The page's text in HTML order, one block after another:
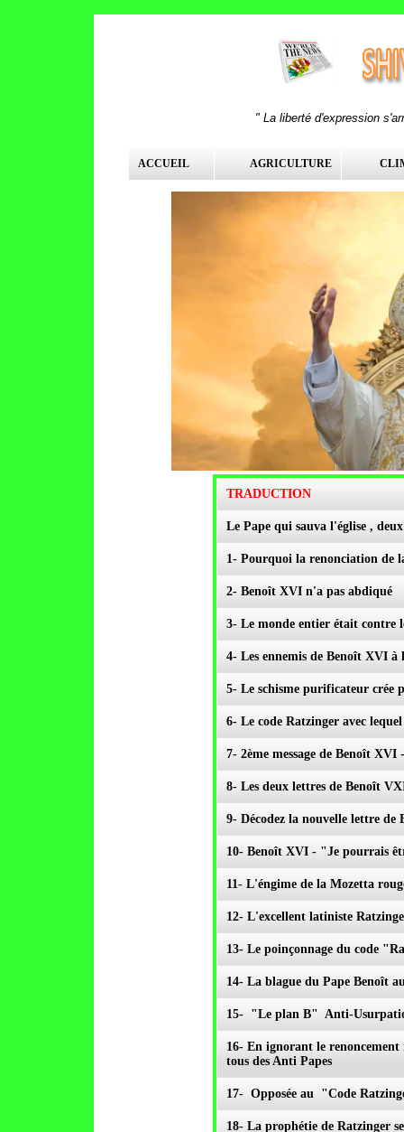
" La liberté d'expression
ACCUEIL AGRICULTURE
TRADUCTION
Le Pape qui sauva l'église ,
1- Pourquoi la renonciation de
2- Benoît XVI n'a pas abdiqué
3- Le monde entier était contre
4- Les ennemis de Benoît XVI
5- Le schisme purificateur crée
6- Le code Ratzinger avec
7- 2ème message de Benoît
8- Les deux lettres de Benoît
9- Décodez la nouvelle lettre
10- Benoît XVI - "Je pourrais
11- L'éngime de la Mozetta
12- L'excellent latiniste
13- Le poinçonnage du code
14- La blague du Pape Benoît
15- "Le plan B" Anti-
16- En ignorant le renoncement
tous des Anti Papes
17- Opposée au "Code
18- La prophétie de Ratzinger